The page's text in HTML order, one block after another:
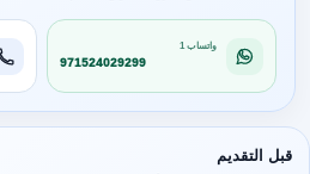
واتساب 1
971524029299
قبل التقديم